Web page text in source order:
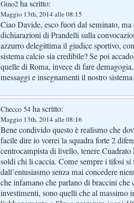
Gino2 ha scritto:
Maggio 13th, 2014 alle 08:15
Ciao Davide, esco fuori dal seminato, ma
dichiarazioni di Prandelli sulla
azzurro delegittima il giudice sportivo,
sistema calcio sia credibile? Se poi
quelle di Roma, invece di fare
messaggi e insegnamenti il nostro
Checco 54 ha scritto:
Maggio 13th, 2014 alle 08:16
Bene condivido questo è realismo che
facile dire io vorrei la squadra forte 2
centrocampista di livello, tenere
soldi chi li caccia. Come sempre i tifosi si
dall’entusiasmo senza mai concedere
che infamano che parlano di braccini che
investimenti, sono quelli che al massimo